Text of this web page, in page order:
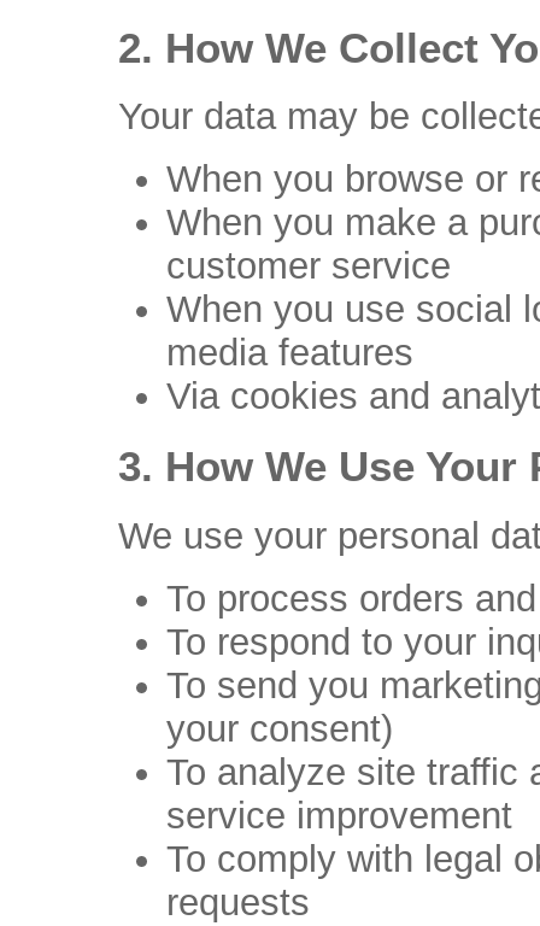
2. How We Collect
Your data may be
When you browse or
When you make a
customer service
When you use social
media features
Via cookies and
3. How We Use Your
We use your personal
To process orders
To respond to your
To send you
your consent)
To analyze site traffic
service improvement
To comply with legal
requests